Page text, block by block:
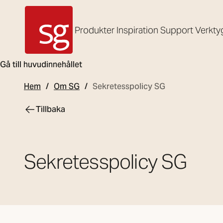
Gå till huvudinnehållet
SG Armaturen
Produkter Inspiration Support
Hem Om SG Sekretesspolicy SG
Tillbaka
Sekretesspolicy SG